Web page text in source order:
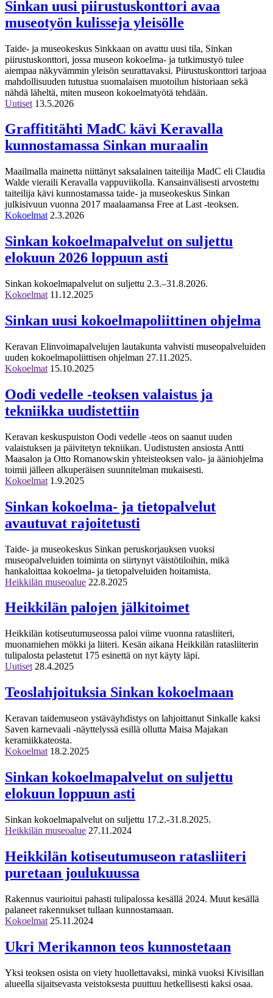
Sinkan uusi piirustuskonttori avaa
museotyön kulisseja yleisölle
Taide- ja museokeskus Sinkkaan on avattu uusi tila, Sinkan
piirustuskonttori, jossa museon kokoelma- ja tutkimustyö tulee
aiempaa näkyvämmin yleisön seurattavaksi. Piirustuskonttori tarjoaa
mahdollisuuden tutustua suomalaisen muotoilun historiaan sekä
nähdä läheltä, miten museon kokoelmatyötä tehdään.
Uutiset 13.5.2026
Graffititähti MadC kävi Keravalla
kunnostamassa Sinkan muraalin
Maailmalla mainetta niittänyt saksalainen taiteilija MadC eli Claudia
Walde vieraili Keravalla vappuviikolla. Kansainvälisesti arvostettu
taiteilija kävi kunnostamassa taide- ja museokeskus Sinkan
julkisivuun vuonna 2017 maalaamansa Free at Last -teoksen.
Kokoelmat 2.3.2026
Sinkan kokoelmapalvelut on suljettu
elokuun 2026 loppuun asti
Sinkan kokoelmapalvelut on suljettu 2.3.–31.8.2026.
Kokoelmat 11.12.2025
Sinkan uusi kokoelmapoliittinen ohjelma
Keravan Elinvoimapalvelujen lautakunta vahvisti museopalveluiden
uuden kokoelmapoliittisen ohjelman 27.11.2025.
Kokoelmat 15.10.2025
Oodi vedelle -teoksen valaistus ja
tekniikka uudistettiin
Keravan keskuspuiston Oodi vedelle -teos on saanut uuden
valaistuksen ja päivitetyn tekniikan. Uudistusten ansiosta Antti
Maasalon ja Otto Romanowskin yhteisteoksen valo- ja ääniohjelma
toimii jälleen alkuperäisen suunnitelman mukaisesti.
Kokoelmat 1.9.2025
Sinkan kokoelma- ja tietopalvelut
avautuvat rajoitetusti
Taide- ja museokeskus Sinkan peruskorjauksen vuoksi
museopalveluiden toiminta on siirtynyt väistötiloihin, mikä
hankaloittaa kokoelma- ja tietopalveluiden hoitamista.
Heikkilän museoalue 22.8.2025
Heikkilän palojen jälkitoimet
Heikkilän kotiseutumuseossa paloi viime vuonna ratasliiteri,
muonamiehen mökki ja liiteri. Kesän aikana Heikkilän ratasliiterin
tulipalosta pelastetut 175 esinettä on nyt käyty läpi.
Uutiset 28.4.2025
Teoslahjoituksia Sinkan kokoelmaan
Keravan taidemuseon ystäväyhdistys on lahjoittanut Sinkalle kaksi
Saven karnevaali -näyttelyssä esillä ollutta Maisa Majakan
keramiikkateosta.
Kokoelmat 18.2.2025
Sinkan kokoelmapalvelut on suljettu
elokuun loppuun asti
Sinkan kokoelmapalvelut on suljettu 17.2.-31.8.2025.
Heikkilän museoalue 27.11.2024
Heikkilän kotiseutumuseon ratasliiteri
puretaan joulukuussa
Rakennus vaurioitui pahasti tulipalossa kesällä 2024. Muut kesällä
palaneet rakennukset tullaan kunnostamaan.
Kokoelmat 25.11.2024
Ukri Merikannon teos kunnostetaan
Yksi teoksen osista on viety huollettavaksi, minkä vuoksi Kivisillan
alueella sijaitsevasta veistoksesta puuttuu hetkellisesti kaksi osaa.